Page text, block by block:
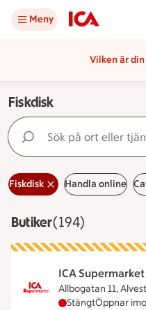
Meny
Vilken är
Fiskdisk
Sök på ort eller tjänst
Fiskdisk Handla online
ButikerVisar 194 stycken
(194)
ICA
Allbogatan 11,
ICAStängtÖppnar